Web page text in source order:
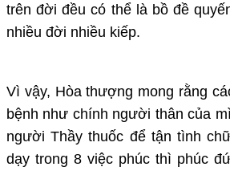
trên đời đều có thể là bồ đề
nhiều đời nhiều kiếp.
Vì vậy, Hòa thượng mong rằng
bệnh như chính người thân của
người Thầy thuốc để tận tình
dạy trong 8 việc phúc thì phúc